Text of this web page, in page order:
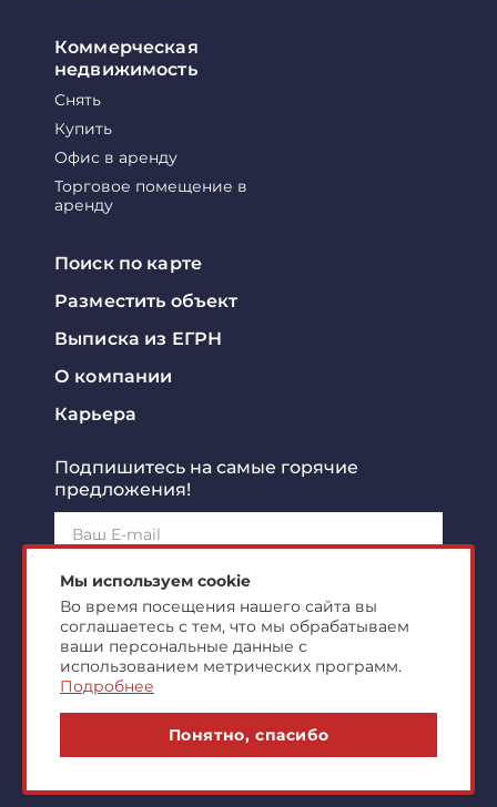
Коммерческая
недвижимость
Снять
Купить
Офис в аренду
Торговое помещение в
аренду
Поиск по карте
Разместить объект
Выписка из ЕГРН
О компании
Карьера
Недвижимости"
Подпишитесь на самые горячие
предложения!
Подписаться!
Я ознакомлен сполитикой конфиденциальности
согласен наобработку персональных данных
Мы используем cookie
Во время посещения нашего сайта вы
соглашаетесь с тем, что мы обрабатываем
ваши персональные данные с
использованием метрических программ.
Подробнее
Понятно, спасибо